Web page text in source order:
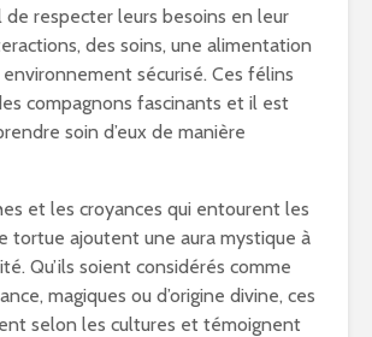
respecter leurs besoins en leur
des soins, une alimentation
sécurisé. Ces félins
compagnons fascinants et il est
soin d’eux de manière
et les croyances qui entourent les
tortue ajoutent une aura mystique à
Qu’ils soient considérés comme
magiques ou d’origine divine, ces
selon les cultures et témoignent